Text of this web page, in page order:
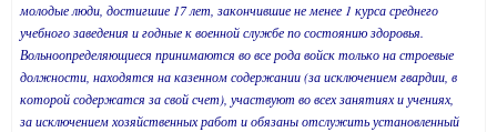
молодые люди, достигшие 17 лет, закончившие не менее 1 курса среднего
учебного заведения и годные к военной службе по состоянию здоровья.
Вольноопределяющиеся принимаются во все рода войск только на строевые
должности, находятся на казенном содержании (за исключением гвардии, в
которой содержатся за свой счет), участвуют во всех занятиях и учениях,
за исключением хозяйственных работ и обязаны отслужить установленный